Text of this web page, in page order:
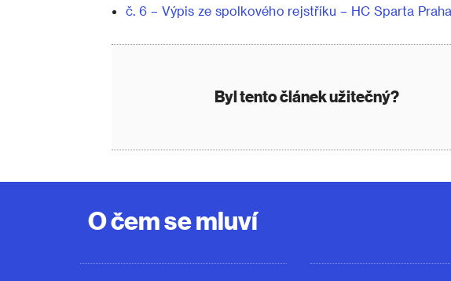
č. 6 – Výpis ze spolkového rejstříku – HC Sparta
Byl tento článek užitečný?
O čem se mluví